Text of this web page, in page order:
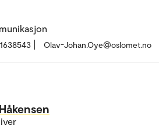
Olav-Johan.Oye@oslomet.no